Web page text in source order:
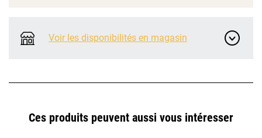
Voir les disponibilités en magasin
Ces produits peuvent aussi vous intéresser